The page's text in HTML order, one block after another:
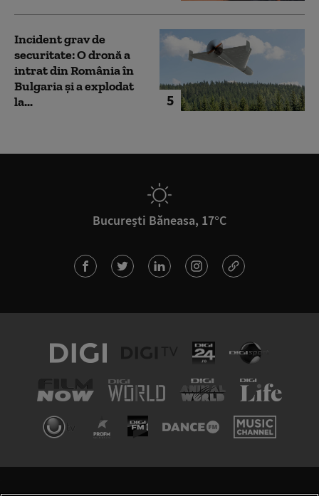
5
Incident grav de
securitate: O dronă a
intrat din România în
Bulgaria şi a explodat
la...
București Băneasa, 17°C